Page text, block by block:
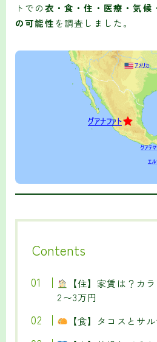
トでの衣・食・住・医療・気候
の可能性を調査しました。
Contents
【住】家賃は？カ
2〜3万円
【食】タコスとサ